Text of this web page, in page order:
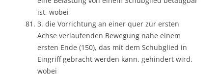
ist, wobei
3. die Vorrichtung an einer quer zur ersten
Achse verlaufenden Bewegung nahe einem
ersten Ende (150), das mit dem Schubglied in
Eingriff gebracht werden kann, gehindert wird,
wobei